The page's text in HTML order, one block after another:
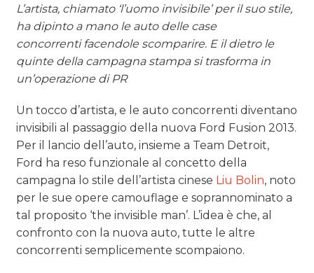
RICERCHE
PREVISIONI/SCENARI
NORMATIVE
TREND
L’artista, chiamato ‘l’uomo invisibile’ per il suo stile,
ha dipinto a mano le auto delle case
concorrenti facendole scomparire. E il dietro le
quinte della campagna stampa si trasforma in
un’operazione di PR
Un tocco d’artista, e le auto concorrenti diventano
invisibili al passaggio della nuova Ford Fusion 2013.
Per il lancio dell’auto, insieme a Team Detroit,
Ford ha reso funzionale al concetto della
campagna lo stile dell’artista cinese Liu Bolin, noto
per le sue opere camouflage e soprannominato a
tal proposito ‘the invisible man’. L’idea è che, al
confronto con la nuova auto, tutte le altre
concorrenti semplicemente scompaiono.